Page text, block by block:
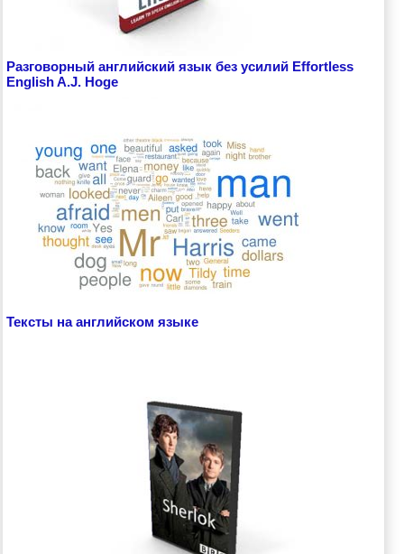
Разговорный английский язык без усилий Effortless
English A.J. Hoge
Тексты на английском языке